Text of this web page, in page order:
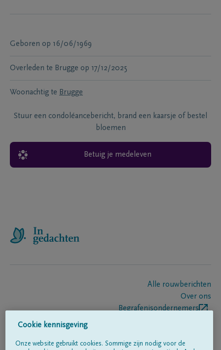
Geboren op 16/06/1969
Overleden te Brugge op 17/12/2025
Woonachtig te Brugge
Stuur een condoléancebericht, brand een kaarsje of bestel
bloemen
Betuig je medeleven
Alle rouwberichten
Over ons
Begrafenisondernemers
Cookie kennisgeving
Onze website gebruikt cookies. Sommige zijn nodig voor de